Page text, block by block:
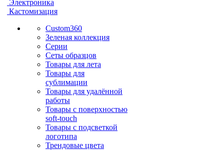
Электроника
Кастомизация
Custom360
Зеленая коллекция
Серии
Сеты образцов
Товары для лета
Товары для
сублимации
Товары для удалённой
работы
Товары с поверхностью
soft-touch
Товары с подсветкой
логотипа
Трендовые цвета